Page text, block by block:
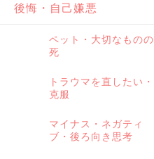
後悔・自己嫌悪
ペット・大切なものの
死
トラウマを直したい・
克服
マイナス・ネガティ
ブ・後ろ向き思考